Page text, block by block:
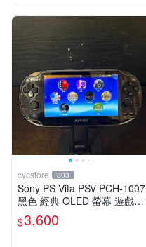
cycstore 303
Sony PS Vita PSV PCH-1007
黑色 經典 OLED 螢幕 遊戲掌
機 附充電線 經典收藏 掌上型
遊戲機
$3,600